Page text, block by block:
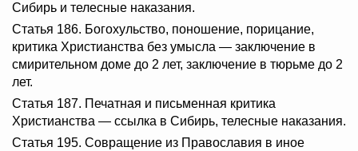
Сибирь и телесные наказания.
Статья 186. Богохульство, поношение, порицание,
критика Христианства без умысла — заключение в
смирительном доме до 2 лет, заключение в тюрьме до 2
лет.
Статья 187. Печатная и письменная критика
Христианства — ссылка в Сибирь, телесные наказания.
Статья 195. Совращение из Православия в иное